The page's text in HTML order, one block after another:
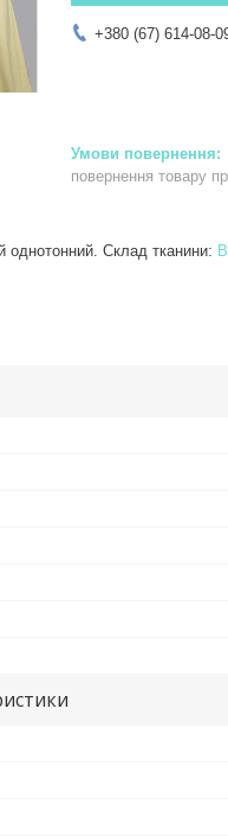
+380 (67) 614-08-
повернення товару
однотонний. Склад тканини: